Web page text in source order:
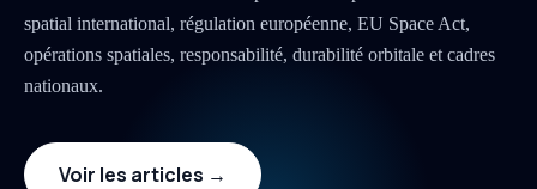
spatial international, régulation européenne, EU Space Act,
opérations spatiales, responsabilité, durabilité orbitale et cadres
nationaux.
Voir les articles →